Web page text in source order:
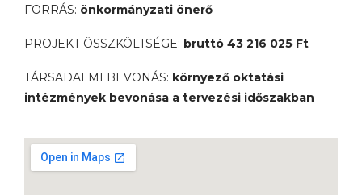
FORRÁS: önkormányzati önerő
PROJEKT ÖSSZKÖLTSÉGE: bruttó 43 216 025 Ft
TÁRSADALMI BEVONÁS: környező oktatási
intézmények bevonása a tervezési időszakban